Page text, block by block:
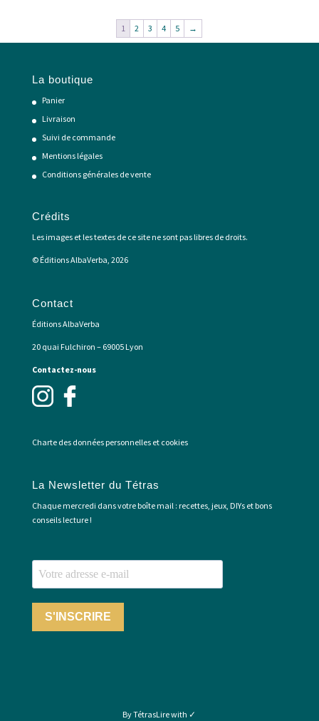
1 2 3 4 5 →
La boutique
Panier
Livraison
Suivi de commande
Mentions légales
Conditions générales de vente
Crédits
Les images et les textes de ce site ne sont pas libres de droits.
© Éditions AlbaVerba, 2026
Contact
Éditions AlbaVerba
20 quai Fulchiron – 69005 Lyon
Contactez-nous
Charte des données personnelles et cookies
La Newsletter du Tétras
Chaque mercredi dans votre boîte mail : recettes, jeux, DIYs et bons
conseils lecture !
S'INSCRIRE
By TétrasLire with ✓